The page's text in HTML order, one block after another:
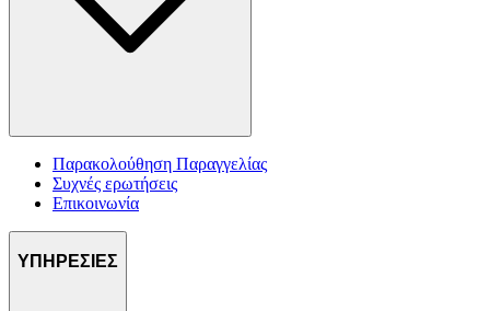
Παρακολούθηση Παραγγελίας
Συχνές ερωτήσεις
Επικοινωνία
ΥΠΗΡΕΣΙΕΣ